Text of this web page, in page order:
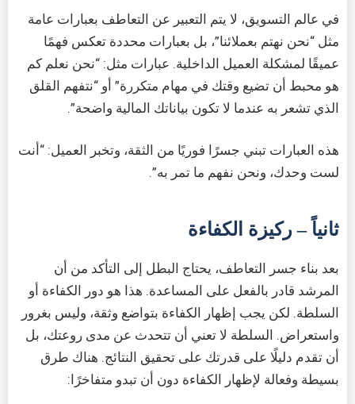
في عالم التسويق، لا يتم التعبير عن التعاطف بعبارات عامة
مثل “نحن نهتم بعملائنا”، بل بعبارات محددة تعكس فهمًا
عميقًا لمشكلة العميل الداخلية. عبارات مثل: “نحن نعلم كم
هو محبط أن تضيع وقتك في مهام متكررة” أو “نتفهم القلق
الذي تشعر به عندما لا تكون بياناتك المالية واضحة”.
هذه العبارات تبني جسرًا فوريًا من الثقة، وتخبر العميل: “أنت
لست وحدك، ونحن نفهم ما تمر به”.
ثانياً – ركيزة الكفاءة
بعد بناء جسر التعاطف، يحتاج البطل إلى التأكد من أن
المرشد قادر بالفعل على المساعدة. هذا هو دور الكفاءة أو
السلطة. لكن يجب إظهار الكفاءة بتواضع وثقة، وليس بغرور
واستعراض. السلطة لا تعني أن تتحدث عن مدى روعتك، بل
أن تقدم دليلًا على قدرتك على تحقيق النتائج. هناك طرق
بسيطة وفعالة لإظهار الكفاءة دون أن تبدو متفاخرًا: